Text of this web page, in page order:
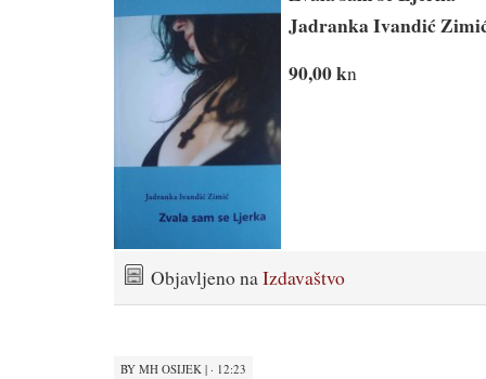
Jadranka Ivandić
90,00 kn
Objavljeno naIzdavaštvo
BY MH OSIJEK | · 12:23